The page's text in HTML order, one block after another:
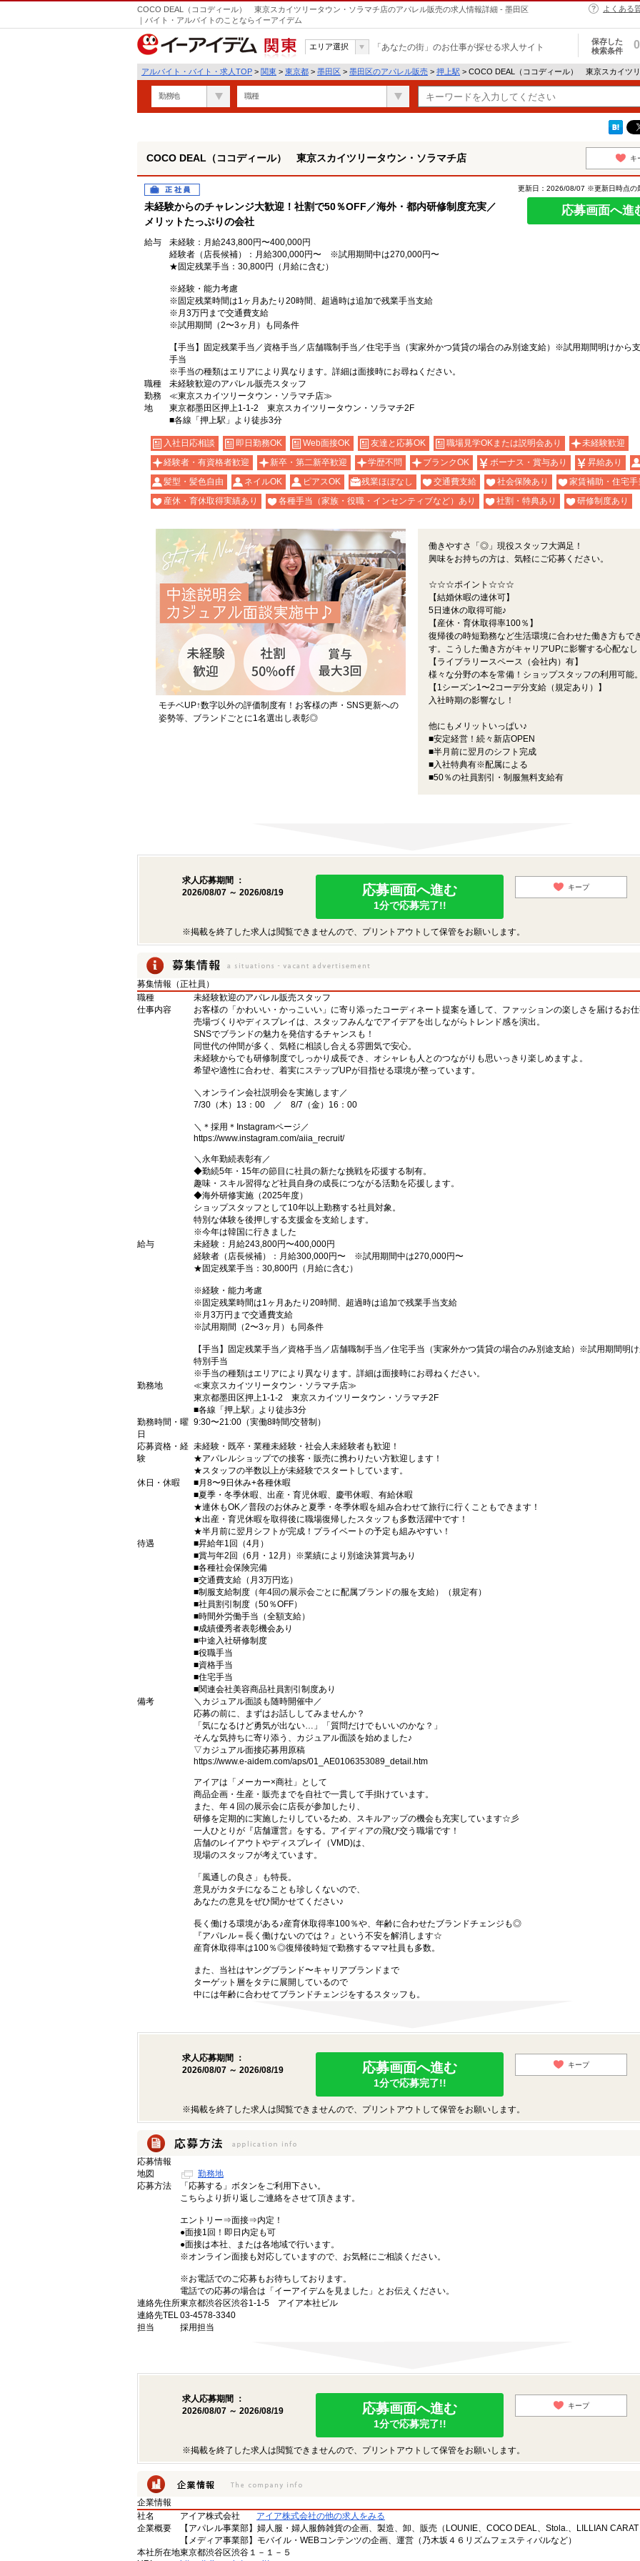
COCO DEAL（ココディール） 東京スカイツリータウン・ソラマチ店のアパレル販売の求人情報詳細 - 墨田区
｜バイト・アルバイトのことならイーアイデム
よくある
関東
エリア選択 「あなたの街」のお仕事が探せる求人サイト
保存した
検索条件
0
アルバイト・バイト・求人TOP > 関東 > 東京都 > 墨田区 > 墨田区のアパレル販売 > 押上駅 > COCO DEAL（ココディール） 東京スカイツ
勤務地 職種
COCO DEAL（ココディール） 東京スカイツリータウン・ソラマチ店 キ
正社員
未経験からのチャレンジ大歓迎！社割で50％OFF／海外・都内研修制度充実／
メリットたっぷりの会社
更新日：2026/08/07 ※更新日時点の
応募画面へ進
給与
未経験：月給243,800円〜400,000円
経験者（店長候補）：月給300,000円〜 ※試用期間中は270,000円〜
★固定残業手当：30,800円（月給に含む）
※経験・能力考慮
※固定残業時間は1ヶ月あたり20時間、超過時は追加で残業手当支給
※月3万円まで交通費支給
※試用期間（2〜3ヶ月）も同条件
【手当】固定残業手当／資格手当／店舗職制手当／住宅手当（実家外かつ賃貸の場合のみ別途支給）※試用期間明けから
手当
※手当の種類はエリアにより異なります。詳細は面接時にお尋ねください。
職種
未経験歓迎のアパレル販売スタッフ
勤務
地
≪東京スカイツリータウン・ソラマチ店≫
東京都墨田区押上1-1-2 東京スカイツリータウン・ソラマチ2F
■各線「押上駅」より徒歩3分
入社日応相談 即日勤務OK Web面接OK 友達と応募OK 職場見学OKまたは説明会あり
未経験歓迎
経験者・有資格者歓迎
新卒・第二新卒歓迎 学歴不問 ブランクOK ボーナス・賞与あり
昇給あり
髪型・髪色自由
ネイルOK ピアスOK 残業ほぼなし 交通費支給 社会保険あり
家賃補助・住宅手
産休・育休取得実績あり
各種手当（家族・役職・インセンティブなど）あり 社割・特典あり 研修制度あり
モチベUP↑数字以外の評価制度有！お客様の声・SNS更新への
姿勢等、ブランドごとに1名選出し表彰◎
働きやすさ「◎」現役スタッフ大満足！
興味をお持ちの方は、気軽にご応募ください。
☆☆☆ポイント☆☆☆
【結婚休暇の連休可】
5日連休の取得可能♪
【産休・育休取得率100％】
復帰後の時短勤務など生活環境に合わせた働き方もで
す。こうした働き方がキャリアUPに影響する心配なし
【ライブラリースペース（会社内）有】
様々な分野の本を常備！ショップスタッフの利用可能
【1シーズン1〜2コーデ分支給（規定あり）】
入社時期の影響なし！
他にもメリットいっぱい♪
■安定経営！続々新店OPEN
■半月前に翌月のシフト完成
■入社特典有※配属による
■50％の社員割引・制服無料支給有
求人応募期間 ：
2026/08/07 ～ 2026/08/19
応募画面へ進む
1分で応募完了!!
キープ
※掲載を終了した求人は閲覧できませんので、プリントアウトして保管をお願いします。
募集情報（正社員）
職種
未経験歓迎のアパレル販売スタッフ
仕事内容
お客様の「かわいい・かっこいい」に寄り添ったコーディネート提案を通して、ファッションの楽しさを届けるお
売場づくりやディスプレイは、スタッフみんなでアイデアを出しながらトレンド感を演出。
SNSでブランドの魅力を発信するチャンスも！
同世代の仲間が多く、気軽に相談し合える雰囲気で安心。
未経験からでも研修制度でしっかり成長でき、オシャレも人とのつながりも思いっきり楽しめますよ。
希望や適性に合わせ、着実にステップUPが目指せる環境が整っています。
＼オンライン会社説明会を実施します／
7/30（木）13：00 ／ 8/7（金）16：00
＼＊採用＊Instagramページ／
https://www.instagram.com/aiia_recruit/
＼永年勤続表彰有／
◆勤続5年・15年の節目に社員の新たな挑戦を応援する制有。
趣味・スキル習得など社員自身の成長につながる活動を応援します。
◆海外研修実施（2025年度）
ショップスタッフとして10年以上勤務する社員対象。
特別な体験を後押しする支援金を支給します。
※今年は韓国に行きました
給与
未経験：月給243,800円〜400,000円
経験者（店長候補）：月給300,000円〜 ※試用期間中は270,000円〜
★固定残業手当：30,800円（月給に含む）
※経験・能力考慮
※固定残業時間は1ヶ月あたり20時間、超過時は追加で残業手当支給
※月3万円まで交通費支給
※試用期間（2〜3ヶ月）も同条件
【手当】固定残業手当／資格手当／店舗職制手当／住宅手当（実家外かつ賃貸の場合のみ別途支給）※試用期間明
特別手当
※手当の種類はエリアにより異なります。詳細は面接時にお尋ねください。
勤務地
≪東京スカイツリータウン・ソラマチ店≫
東京都墨田区押上1-1-2 東京スカイツリータウン・ソラマチ2F
■各線「押上駅」より徒歩3分
勤務時間・曜
日
9:30〜21:00（実働8時間/交替制）
応募資格・経
験
未経験・既卒・業種未経験・社会人未経験者も歓迎！
★アパレルショップでの接客・販売に携わりたい方歓迎します！
★スタッフの半数以上が未経験でスタートしています。
休日・休暇
■月8〜9日休み+各種休暇
■夏季・冬季休暇、出産・育児休暇、慶弔休暇、有給休暇
★連休もOK／普段のお休みと夏季・冬季休暇を組み合わせて旅行に行くこともできます！
★出産・育児休暇を取得後に職場復帰したスタッフも多数活躍中です！
★半月前に翌月シフトが完成！プライベートの予定も組みやすい！
待遇
■昇給年1回（4月）
■賞与年2回（6月・12月）※業績により別途決算賞与あり
■各種社会保険完備
■交通費支給（月3万円迄）
■制服支給制度（年4回の展示会ごとに配属ブランドの服を支給）（規定有）
■社員割引制度（50％OFF）
■時間外労働手当（全額支給）
■成績優秀者表彰機会あり
■中途入社研修制度
■役職手当
■資格手当
■住宅手当
■関連会社美容商品社員割引制度あり
備考
＼カジュアル面談も随時開催中／
応募の前に、まずはお話ししてみませんか？
「気になるけど勇気が出ない…」「質問だけでもいいのかな？」
そんな気持ちに寄り添う、カジュアル面談を始めました♪
▽カジュアル面接応募用原稿
https://www.e-aidem.com/aps/01_AE0106353089_detail.htm
アイアは「メーカー×商社」として
商品企画・生産・販売までを自社で一貫して手掛けています。
また、年４回の展示会に店長が参加したり、
研修を定期的に実施したりしているため、スキルアップの機会も充実しています☆彡
一人ひとりが『店舗運営』をする。アイディアの飛び交う職場です！
店舗のレイアウトやディスプレイ（VMD)は、
現場のスタッフが考えています。
「風通しの良さ」も特長。
意見がカタチになることも珍しくないので、
あなたの意見をぜひ聞かせてください♪
長く働ける環境がある♪産育休取得率100％や、年齢に合わせたブランドチェンジも◎
『アパレル＝長く働けないのでは？』という不安を解消します☆
産育休取得率は100％◎復帰後時短で勤務するママ社員も多数。
また、当社はヤングブランド〜キャリアブランドまで
ターゲット層をタテに展開しているので
中には年齢に合わせてブランドチェンジをするスタッフも。
求人応募期間 ：
2026/08/07 ～ 2026/08/19
応募画面へ進む
1分で応募完了!!
キープ
※掲載を終了した求人は閲覧できませんので、プリントアウトして保管をお願いします。
応募情報
地図
勤務地
応募方法
「応募する」ボタンをご利用下さい。
こちらより折り返しご連絡をさせて頂きます。
エントリー⇒面接⇒内定！
●面接1回！即日内定も可
●面接は本社、または各地域で行います。
※オンライン面接も対応していますので、お気軽にご相談ください。
※お電話でのご応募もお待ちしております。
電話での応募の場合は「イーアイデムを見ました」とお伝えください。
連絡先住所東京都渋谷区渋谷1-1-5 アイア本社ビル
連絡先TEL03-4578-3340
担当
採用担当
求人応募期間 ：
2026/08/07 ～ 2026/08/19
応募画面へ進む
1分で応募完了!!
キープ
※掲載を終了した求人は閲覧できませんので、プリントアウトして保管をお願いします。
企業情報
社名
アイア株式会社
アイア株式会社の他の求人をみる
企業概要
【アパレル事業部】婦人服・婦人服飾雑貨の企画、製造、卸、販売（LOUNIE、COCO DEAL、Stola.、LILLIAN
【メディア事業部】モバイル・WEBコンテンツの企画、運営（乃木坂４６リズムフェスティバルなど）
本社所在地東京都渋谷区渋谷１－１－５